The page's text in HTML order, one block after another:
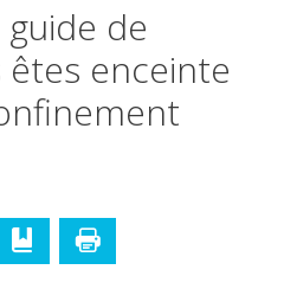
de
êtes enceinte
Ajouter aux favoris